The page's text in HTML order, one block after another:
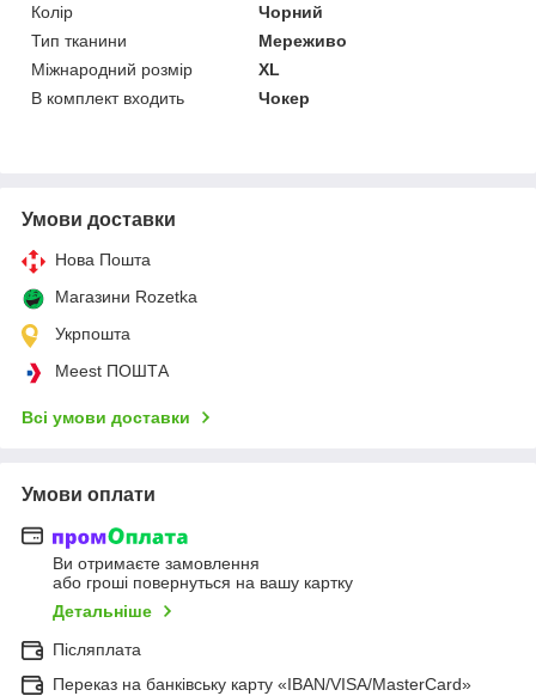
Колір
Чорний
Тип тканини
Мереживо
Міжнародний розмір
XL
В комплект входить
Чокер
Умови доставки
Нова Пошта
Магазини Rozetka
Укрпошта
Meest ПОШТА
Всі умови доставки
Умови оплати
Ви отримаєте замовлення
або гроші повернуться на вашу картку
Детальніше
Післяплата
Переказ на банківську карту «IBAN/VISA/MasterCard»